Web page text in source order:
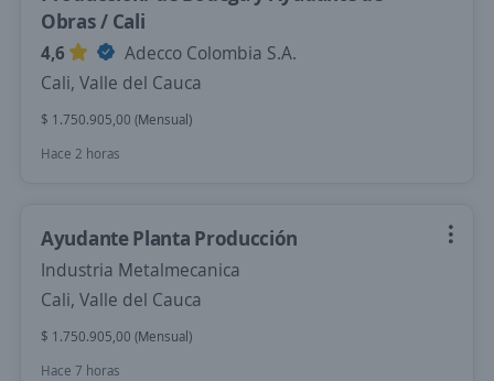
Obras / Cali
4,6
Adecco Colombia S.A.
Cali, Valle del Cauca
$ 1.750.905,00 (Mensual)
Hace 2 horas
Ayudante Planta Producción
Industria Metalmecanica
Cali, Valle del Cauca
$ 1.750.905,00 (Mensual)
Hace 7 horas